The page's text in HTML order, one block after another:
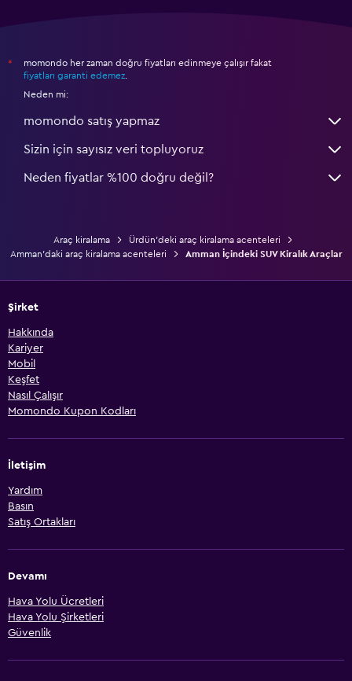
*
momondo her zaman doğru fiyatları edinmeye çalışır fakat
fiyatları garanti edemez
Neden mi:
momondo satış yapmaz
Sizin için sayısız veri topluyoruz
Neden fiyatlar %100 doğru değil?
Araç kiralama
Ürdün'deki araç kiralama acenteleri
Amman'daki araç kiralama acenteleri
Amman İçindeki SUV Kiralık Araçlar
Şirket
Hakkında
Kariyer
Mobil
Keşfet
Nasıl Çalışır
Momondo Kupon Kodları
İletişim
Yardım
Basın
Satış Ortakları
Devamı
Hava Yolu Ücretleri
Hava Yolu Şirketleri
Güvenlik